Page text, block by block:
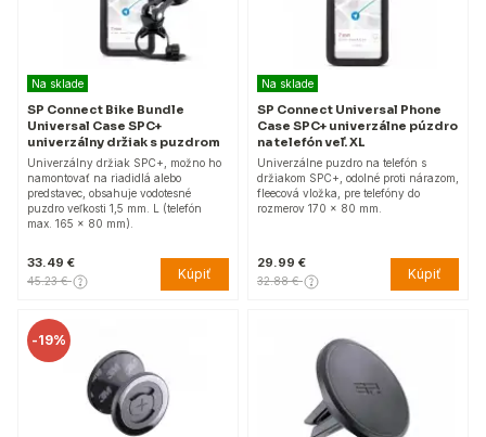
Na sklade
SP Connect Bike Bundle
Universal Case SPC+
univerzálny držiak s puzdrom
Univerzálny držiak SPC+, možno ho
namontovať na riadidlá alebo
predstavec, obsahuje vodotesné
puzdro veľkosti 1,5 mm. L (telefón
max. 165 x 80 mm).
33.49 €
45.23 € Kúpiť
Na sklade
SP Connect Universal Phone
Case SPC+ univerzálne púzdro
na telefón veľ. XL
Univerzálne puzdro na telefón s
držiakom SPC+, odolné proti nárazom,
fleecová vložka, pre telefóny do
rozmerov 170 x 80 mm.
29.99 €
32.88 € Kúpiť
-19%